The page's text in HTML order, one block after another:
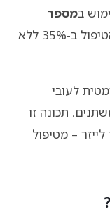
במספר
סינרגטיות מקצר את זמן הטיפול ב-35% ללא
לעובי
תכונה זו
– מטיפול